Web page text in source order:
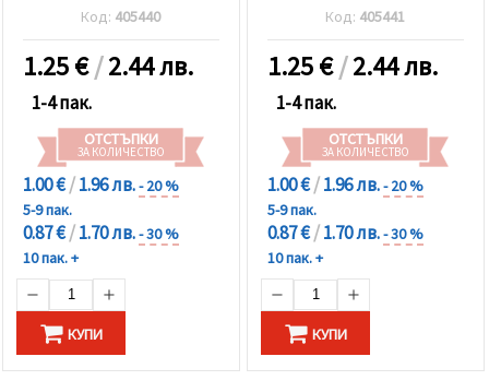
Код: 405440
1.25€/2.44 лв.
1-4 пак.
ОТСТЪПКИ
ЗА КОЛИЧЕСТВО
1.00 €/1.96 лв.- 20 %
5-9 пак.
0.87 €/1.70 лв.- 30 %
10 пак. +
КУПИ
Код: 405441
1.25€/2.44 лв.
1-4 пак.
ОТСТЪПКИ
ЗА КОЛИЧЕСТВО
1.00 €/1.96 лв.- 20 %
5-9 пак.
0.87 €/1.70 лв.- 30 %
10 пак. +
КУПИ